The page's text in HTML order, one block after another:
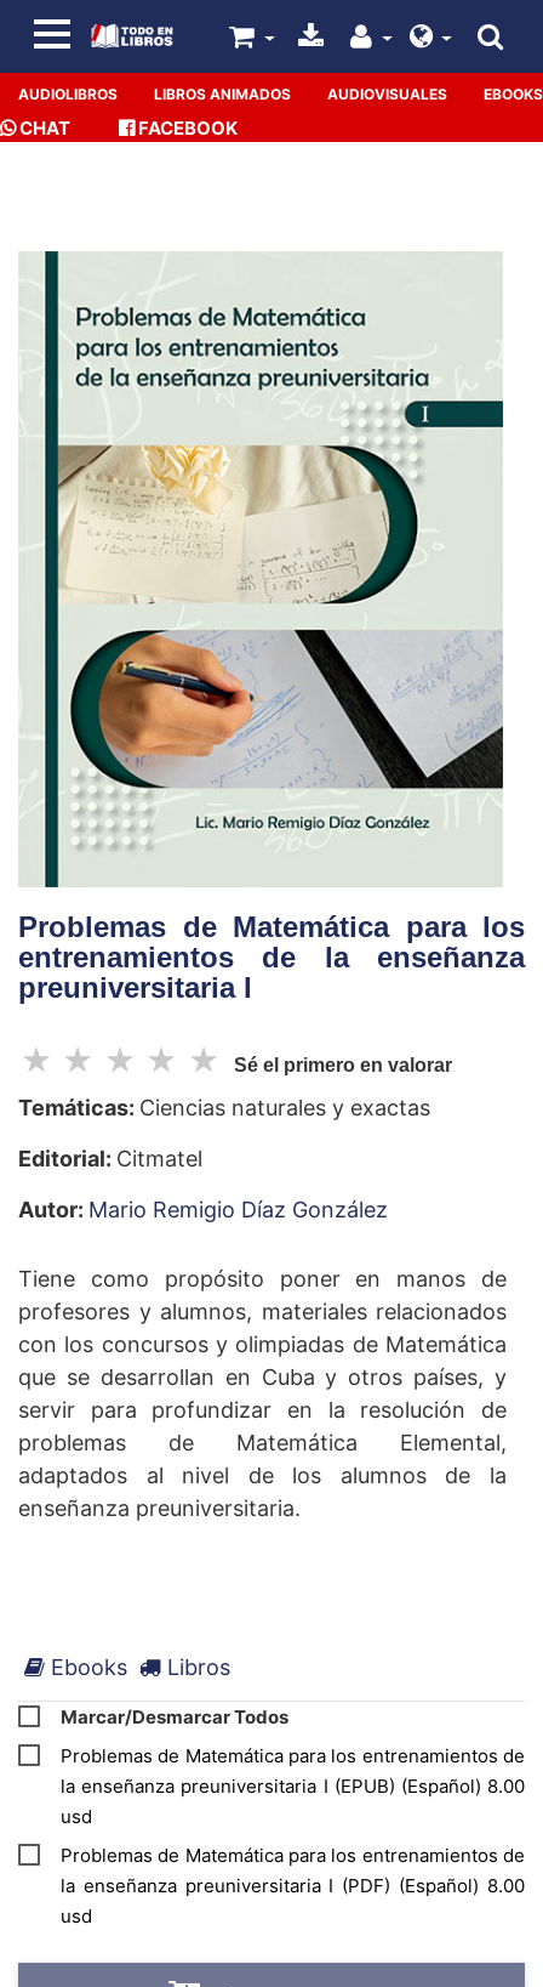
AUDIOLIBROS LIBROS ANIMADOS AUDIOVISUALES EBOOKS
CHAT FACEBOOK
Problemas de Matemática para los
entrenamientos de la enseñanza
preuniversitaria I
☆
☆
☆
☆
☆ Sé el primero en valorar
Temáticas: Ciencias naturales y exactas
Editorial: Citmatel
Autor: Mario Remigio Díaz González
Tiene como propósito poner en manos de
profesores y alumnos, materiales relacionados
con los concursos y olimpiadas de Matemática
que se desarrollan en Cuba y otros países, y
servir para profundizar en la resolución de
problemas de Matemática Elemental,
adaptados al nivel de los alumnos de la
enseñanza preuniversitaria.
Ebooks Libros
Marcar/Desmarcar Todos
Problemas de Matemática para los entrenamientos de
la enseñanza preuniversitaria I (EPUB) (Español) 8.00
usd
Problemas de Matemática para los entrenamientos de
la enseñanza preuniversitaria I (PDF) (Español) 8.00
usd